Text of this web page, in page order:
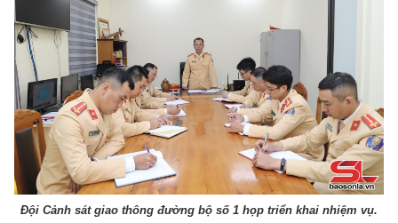
Đội Cảnh sát giao thông đường bộ số 1 họp triển khai nhiệm vụ.